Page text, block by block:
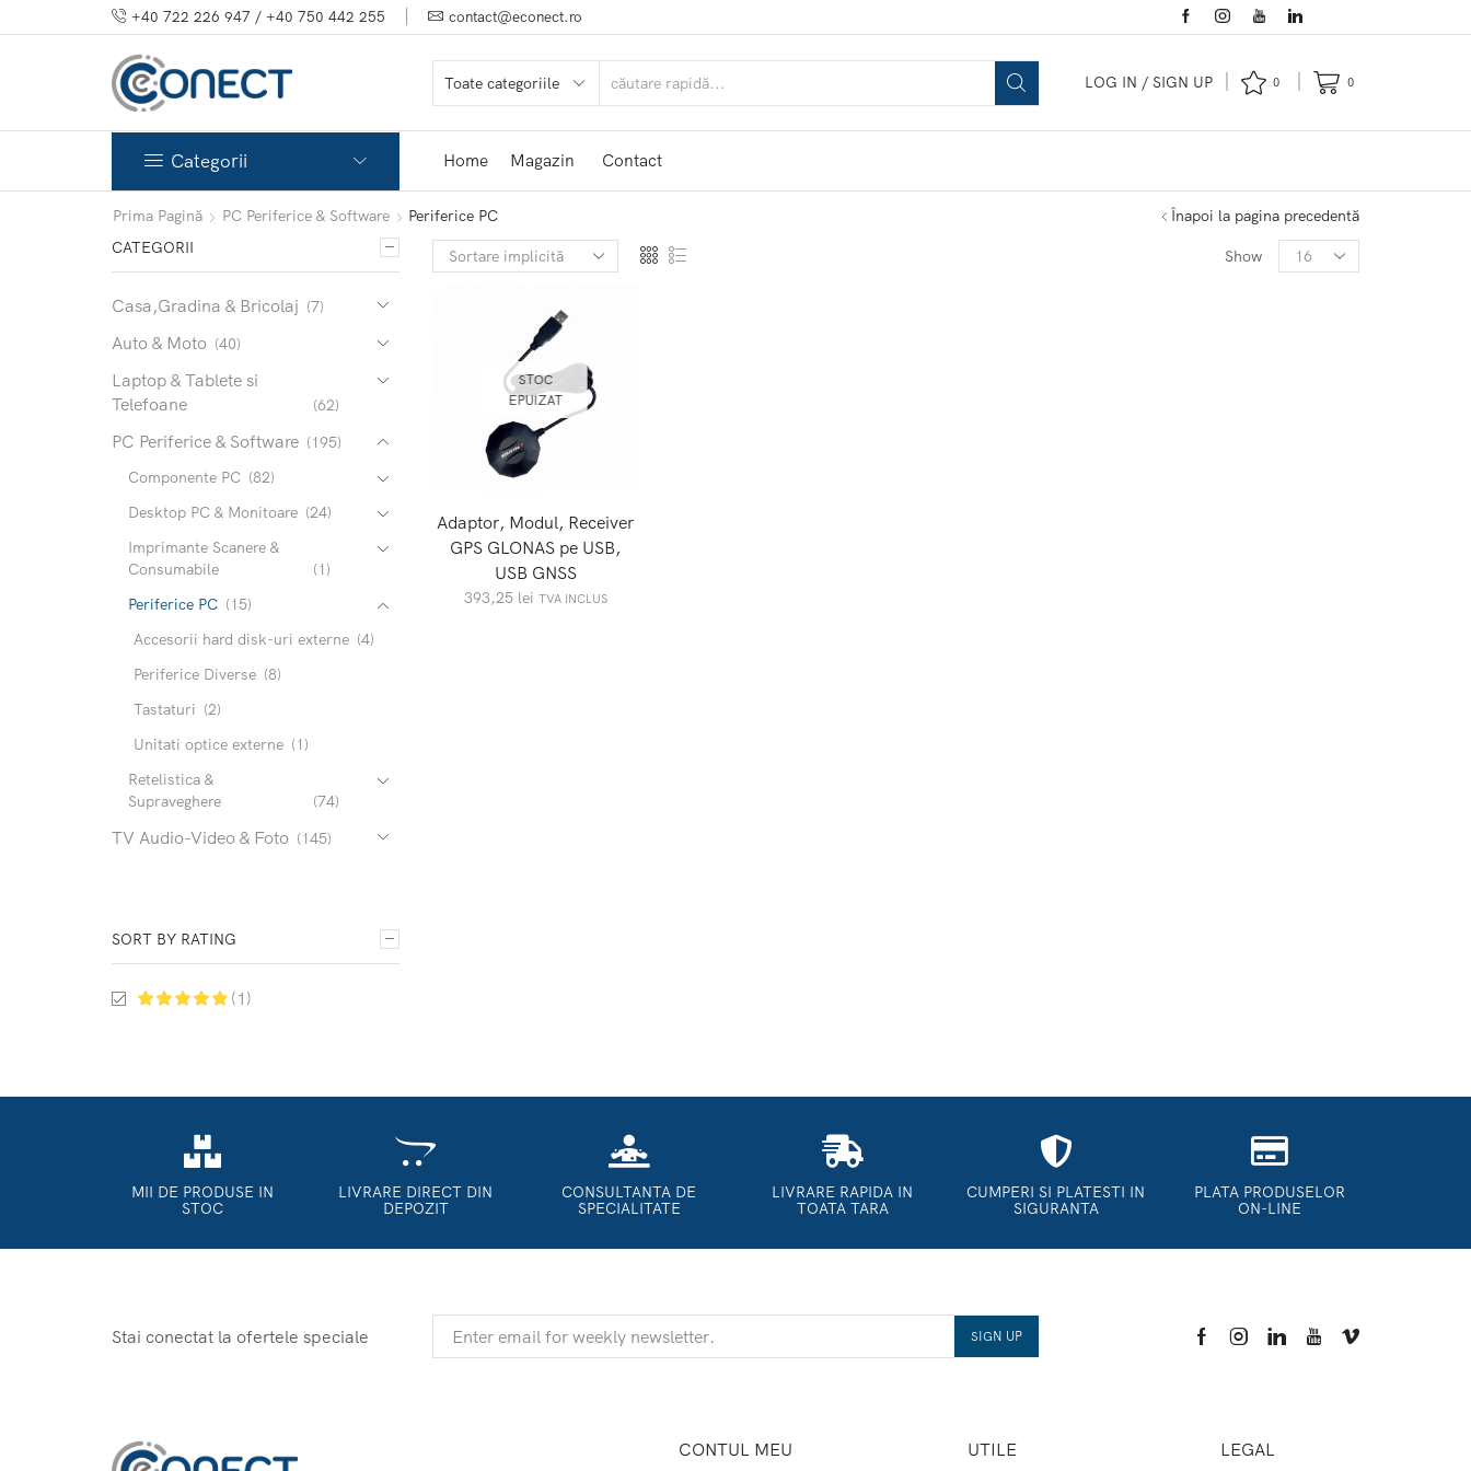
+40 722 226 947 / +40 750 442 255 contact@econect.ro
LOG IN / SIGN UP 0 0
Categorii Home Magazin Contact
Prima Pagină PC Periferice & Software Periferice PC Înapoi la pagina precedentă
Show
STOC
EPUIZAT
Adaptor, Modul, Receiver
GPS GLONAS pe USB,
USB GNSS
393,25 lei TVA INCLUS
CATEGORII
Casa,Gradina & Bricolaj (7)
Auto & Moto (40)
Laptop & Tablete si
Telefoane
(62)
PC Periferice & Software (195)
Componente PC (82)
Desktop PC & Monitoare (24)
Imprimante Scanere &
Consumabile
(1)
Periferice PC (15)
Accesorii hard disk-uri externe (4)
Periferice Diverse (8)
Tastaturi (2)
Unitati optice externe (1)
Retelistica &
Supraveghere
(74)
TV Audio-Video & Foto (145)
SORT BY RATING
(1)
MII DE PRODUSE IN
STOC
LIVRARE DIRECT DIN
DEPOZIT
CONSULTANTA DE
SPECIALITATE
LIVRARE RAPIDA IN
TOATA TARA
CUMPERI SI PLATESTI IN
SIGURANTA
PLATA PRODUSELOR
ON-LINE
Stai conectat la ofertele speciale
CONTUL MEU UTILE LEGAL